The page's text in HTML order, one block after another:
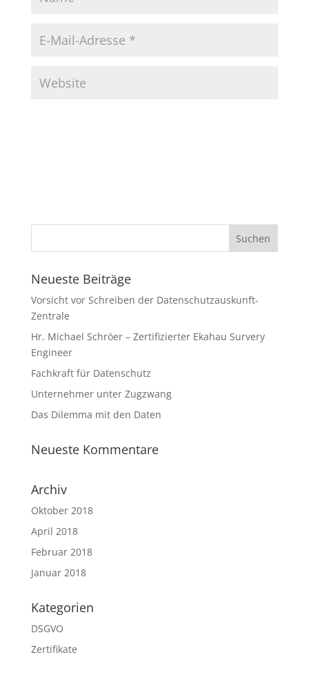
Neueste Beiträge
Vorsicht vor Schreiben der Datenschutzauskunft-
Zentrale
Hr. Michael Schröer – Zertifizierter Ekahau Survery
Engineer
Fachkraft für Datenschutz
Unternehmer unter Zugzwang
Das Dilemma mit den Daten
Neueste Kommentare
Archiv
Oktober 2018
April 2018
Februar 2018
Januar 2018
Kategorien
DSGVO
Zertifikate